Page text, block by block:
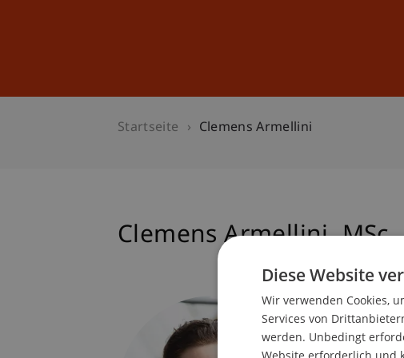
Startseite Clemens Armellini
ClemensArmellini MSc
Technologie
Diese Website
Wir verwenden Cookies,
Services von
werden. Unbedingt
Website erforderlich und